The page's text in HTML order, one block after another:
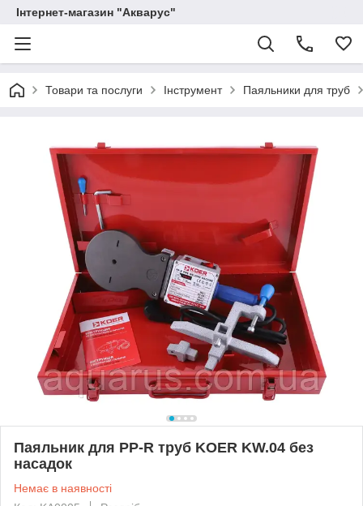
Інтернет-магазин "Акварус"
Товари та послуги Інструмент Паяльники для труб
Паяльник для PP-R труб KOER KW.04 без
насадок
Немає в наявності